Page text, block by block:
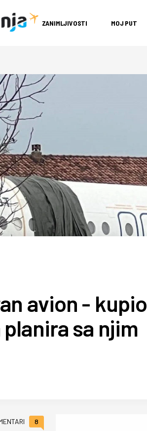
ZANIMLJIVOSTI MOJ PUT
avion - kupio
sa njim
8